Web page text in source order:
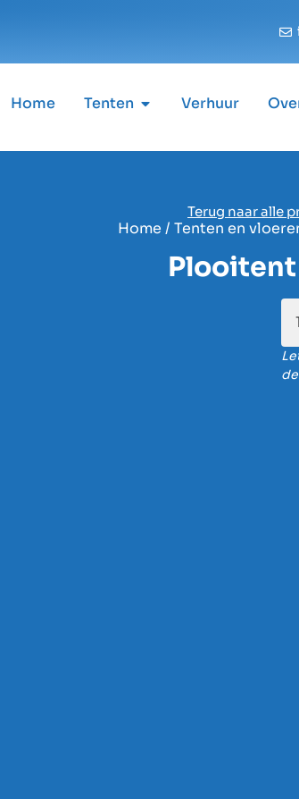
Home Tenten Verhuur
Terug naar alle
Home / Tenten en